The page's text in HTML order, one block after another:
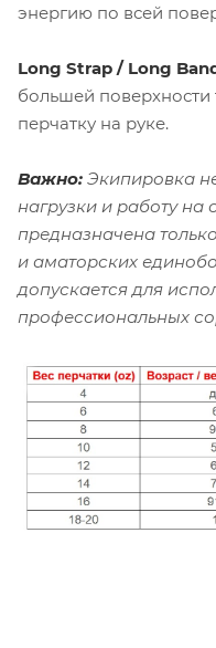
энергию по всей
Long Strap / Long
большей
перчатку на руке.
Важно: Экипировка
нагрузки и работу на
предназначена
и аматорских
допускается для
профессиональных